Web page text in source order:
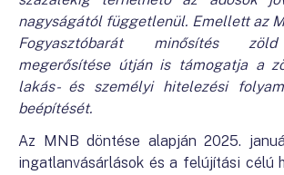
nagyságától függetlenül. Emellett az
Fogyasztóbarát minősítés
megerősítése útján is támogatja a
lakás- és személyi hitelezési
beépítését.
Az MNB döntése alapján 2025.
ingatlanvásárlások és a felújítási célú